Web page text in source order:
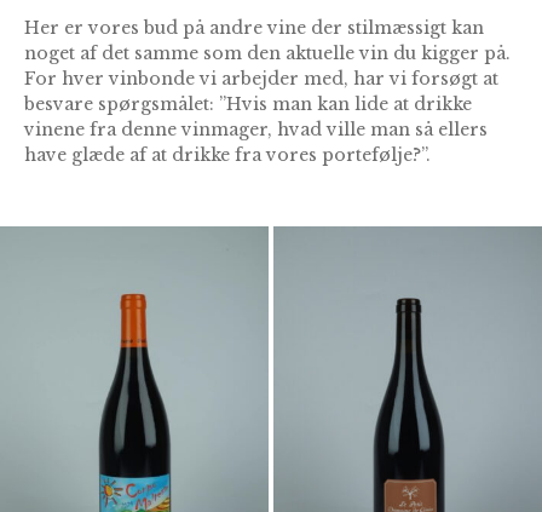
Her er vores bud på andre vine der stilmæssigt kan
noget af det samme som den aktuelle vin du kigger på.
For hver vinbonde vi arbejder med, har vi forsøgt at
besvare spørgsmålet: ”Hvis man kan lide at drikke
vinene fra denne vinmager, hvad ville man så ellers
have glæde af at drikke fra vores portefølje?”.